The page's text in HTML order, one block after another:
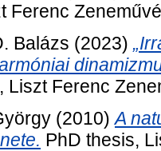
Ferenc
Balázs (2023)
Liszt Ferenc
(2010)A
PhD thesis,